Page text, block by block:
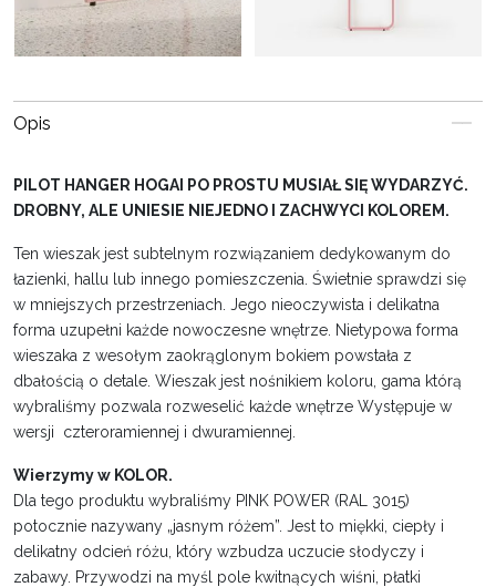
Opis
PILOT HANGER HOGAI PO PROSTU MUSIAŁ SIĘ WYDARZYĆ.
DROBNY, ALE UNIESIE NIEJEDNO I ZACHWYCI KOLOREM.
Ten wieszak jest subtelnym rozwiązaniem dedykowanym do
łazienki, hallu lub innego pomieszczenia. Świetnie sprawdzi się
w mniejszych przestrzeniach. Jego nieoczywista i delikatna
forma uzupełni każde nowoczesne wnętrze. Nietypowa forma
wieszaka z wesołym zaokrąglonym bokiem powstała z
dbałością o detale. Wieszak jest nośnikiem koloru, gama którą
wybraliśmy pozwala rozweselić każde wnętrze Występuje w
wersji czteroramiennej i dwuramiennej.
Wierzymy w KOLOR.
Dla tego produktu wybraliśmy PINK POWER (RAL 3015)
potocznie nazywany „jasnym różem”. Jest to miękki, ciepły i
delikatny odcień różu, który wzbudza uczucie słodyczy i
zabawy. Przywodzi na myśl pole kwitnących wiśni, płatki